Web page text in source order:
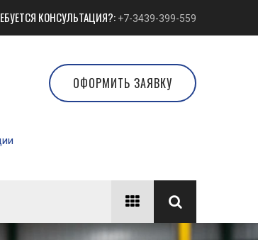
КОНСУЛЬТАЦИЯ?: +7-3439-399-559
ОФОРМИТЬ ЗАЯВКУ